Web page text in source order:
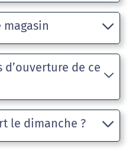
de ce
le dimanche ?